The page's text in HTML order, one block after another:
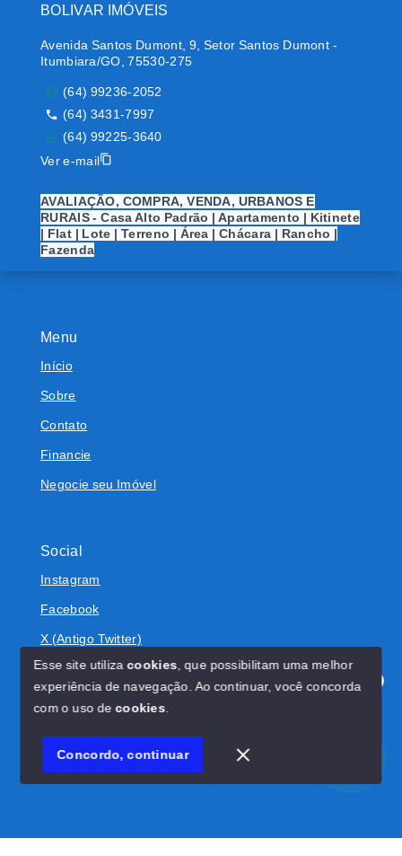
Olá! Estamos disponíveis para te ajudar.
Menu
Início
Sobre
Contato
Financie
Negocie seu Imóvel
Social
Instagram
Facebook
X (Antigo Twitter)
© Copyright 2026 - BOLIVAR IMÓVEIS - Todos os direitos
SITE PARA IMOBILIARIA
BOLIVAR IMÓVEIS
Avenida Santos Dumont, 9, Setor Santos Dumont -
Itumbiara/GO, 75530-275
(64) 99236-2052
(64) 3431-7997
(64) 99225-3640
Ver e-mail
AVALIAÇÃO, COMPRA, VENDA, URBANOS E
RURAIS - Casa Alto Padrão | Apartamento | Kitinete
| Flat | Lote | Terreno | Área | Chácara | Rancho |
Fazenda
Esse site utilizacookies , que possibilitam uma melhor
experiência de navegação. Ao continuar, você concorda
com o uso decookies
Concordo, continuar